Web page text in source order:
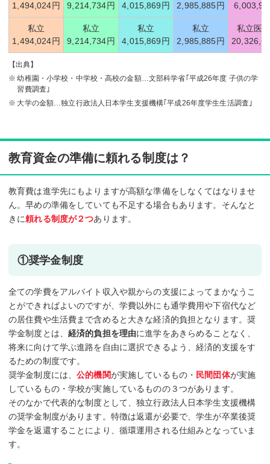
1,494,024円
9,214,734円
4,015,869円
2,985,885円
私立
1,494,024円
私立
9,214,734円
私立
4,015,869円
私立
2,985,885円
私立医
【出典】
幼稚園・小学校・中学校・高校の金額…文部科学省｢平成26年度 子供の学
習費調査｣
大学の金額…独立行政法人日本学生支援機構｢平成26年度学生生活調査｣
教育資金の準備に頼れる制度は？
教育費は進学先にもよりますが高額な準備をしなくてはなりませ
ん。早めの準備をしていても不足する場合もあります。そんなと
きに頼れる制度が２つあります。
①奨学金制度
全ての学費をアルバイト収入や親からの支援によってまかなうこ
とができればよいのですが、学費以外にも通学費用や下宿代など
の居住費や生活費まで含めると大きな経済的負担となります。奨
学金制度とは、 経済的負担を理由に進学をあきらめることなく、
将来に向けて学ぶ進路を自由に選択できるよう、経済的支援をす
るための制度です。
奨学金制度には、公的機関が実施しているもの・ 民間団体が実施
しているもの・学校が実施しているものの３つがあります。
そのなかで代表的な制度として、独立行政法人日本学生支援機構
の奨学金制度があります。特徴は返還が必要で、学生が卒業後奨
学金を返還することにより、循環運用される仕組みとなっていま
す。